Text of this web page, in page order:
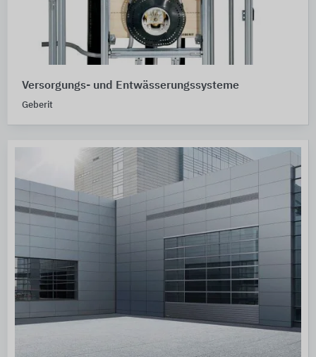
Versorgungs- und Entwässerungssysteme
Geberit